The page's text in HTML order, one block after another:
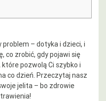
– dotyka i dzieci, i
co zrobić, gdy pojawi się
pozwolą Ci szybko i
co dzień. Przeczytaj nasz
jelita – bo zdrowie